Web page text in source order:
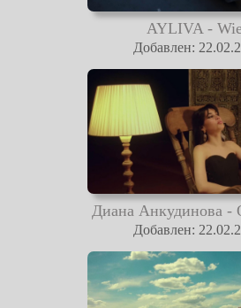
AYLIVA -
Добавлен:
Диана Анкудинова -
Добавлен: